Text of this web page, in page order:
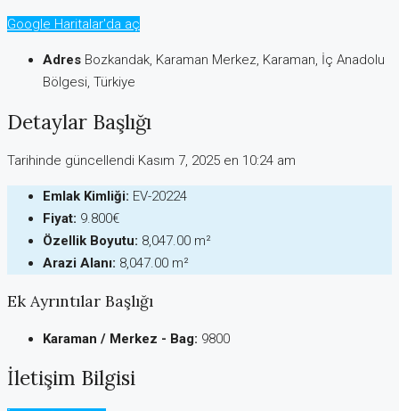
Google Haritalar'da aç
Adres Bozkandak, Karaman Merkez, Karaman, İç Anadolu
Bölgesi, Türkiye
Detaylar Başlığı
Tarihinde güncellendi Kasım 7, 2025 en 10:24 am
Emlak Kimliği: EV-20224
Fiyat: 9.800€
Özellik Boyutu: 8,047.00 m²
Arazi Alanı: 8,047.00 m²
Ek Ayrıntılar Başlığı
Karaman / Merkez - Bag: 9800
İletişim Bilgisi